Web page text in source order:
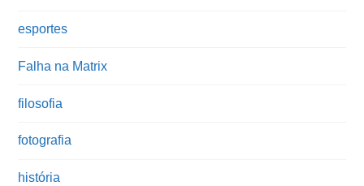
esportes
Falha na Matrix
filosofia
fotografia
história